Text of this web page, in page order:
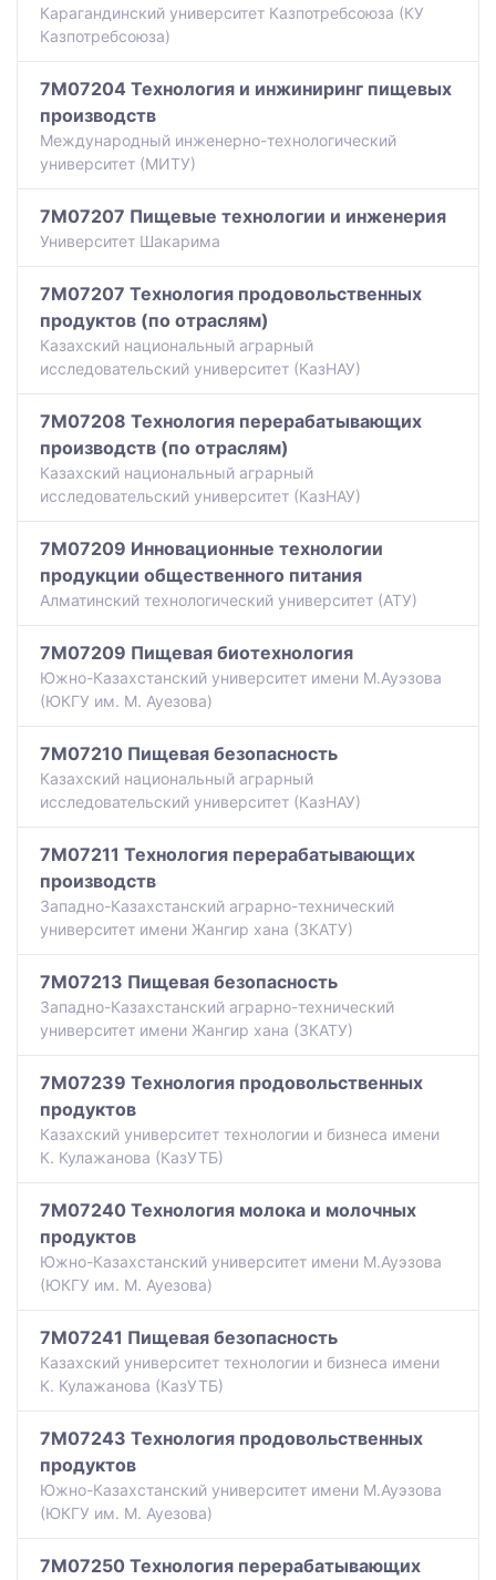
Карагандинский университет Казпотребсоюза (КУ
Казпотребсоюза)
7M07204 Технология и инжиниринг пищевых
производств
Международный инженерно-технологический
университет (МИТУ)
7M07207 Пищевые технологии и инженерия
Университет Шакарима
7M07207 Технология продовольственных
продуктов (по отраслям)
Казахский национальный аграрный
исследовательский университет (КазНАУ)
7M07208 Технология перерабатывающих
производств (по отраслям)
Казахский национальный аграрный
исследовательский университет (КазНАУ)
7M07209 Инновационные технологии
продукции общественного питания
Алматинский технологический университет (АТУ)
7M07209 Пищевая биотехнология
Южно-Казахстанский университет имени М.Ауэзова
(ЮКГУ им. М. Ауезова)
7M07210 Пищевая безопасность
Казахский национальный аграрный
исследовательский университет (КазНАУ)
7M07211 Технология перерабатывающих
производств
Западно-Казахстанский аграрно-технический
университет имени Жангир хана (ЗКАТУ)
7M07213 Пищевая безопасность
Западно-Казахстанский аграрно-технический
университет имени Жангир хана (ЗКАТУ)
7M07239 Технология продовольственных
продуктов
Казахский университет технологии и бизнеса имени
К. Кулажанова (КазУТБ)
7M07240 Технология молока и молочных
продуктов
Южно-Казахстанский университет имени М.Ауэзова
(ЮКГУ им. М. Ауезова)
7M07241 Пищевая безопасность
Казахский университет технологии и бизнеса имени
К. Кулажанова (КазУТБ)
7M07243 Технология продовольственных
продуктов
Южно-Казахстанский университет имени М.Ауэзова
(ЮКГУ им. М. Ауезова)
7M07250 Технология перерабатывающих